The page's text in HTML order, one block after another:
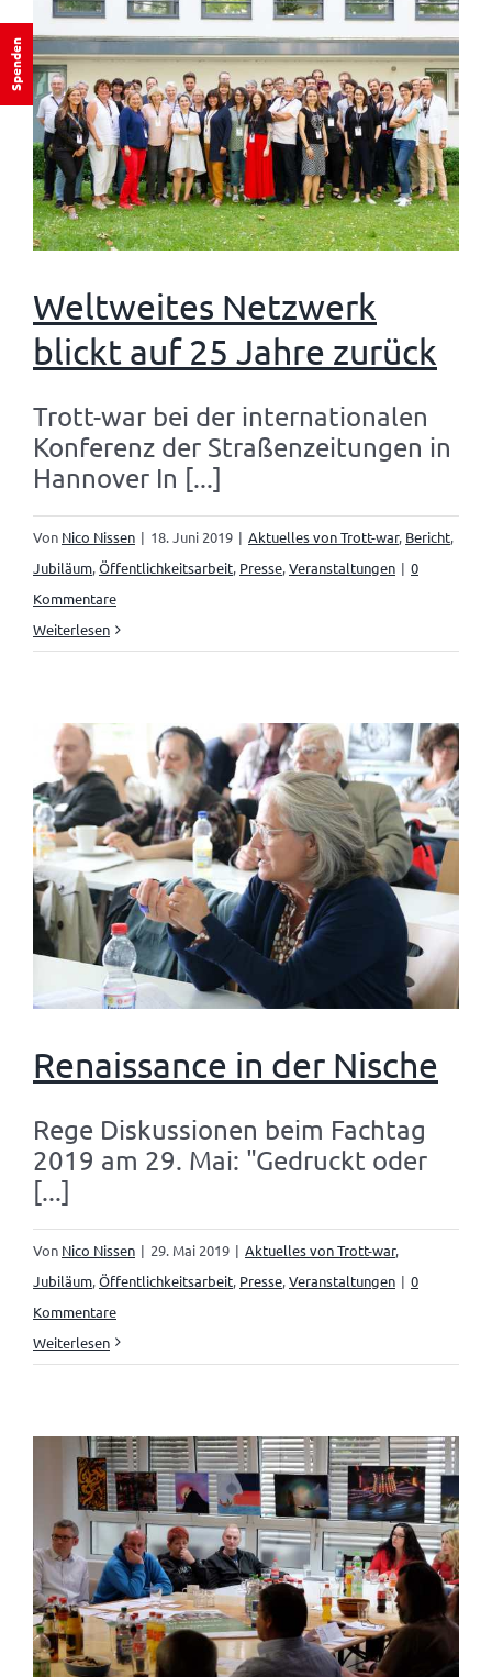
Weltweites Netzwerk
blickt auf 25 Jahre zurück
Trott-war bei der internationalen
Konferenz der Straßenzeitungen in
Hannover In [...]
Von Nico Nissen | 18. Juni 2019 | Aktuelles von Trott-war, Bericht,
Jubiläum,Öffentlichkeitsarbeit, Presse,Veranstaltungen | 0
Kommentare
Weiterlesen
Renaissance in der Nische
Rege Diskussionen beim Fachtag
2019 am 29. Mai: "Gedruckt oder
[...]
Von Nico Nissen | 29. Mai 2019 | Aktuelles von Trott-war,
Jubiläum,Öffentlichkeitsarbeit, Presse,Veranstaltungen | 0
Kommentare
Weiterlesen
Spenden